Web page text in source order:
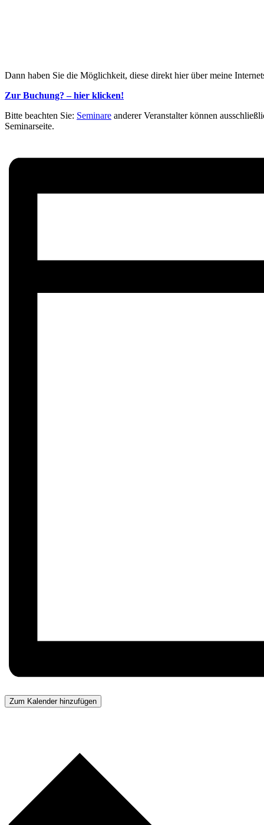
Dann haben Sie die Möglichkeit, diese direkt hier über meine
Zur Buchung? – hier klicken!
Bitte beachten Sie: Seminare anderer Veranstalter können
Seminarseite.
Zum Kalender hinzufügen